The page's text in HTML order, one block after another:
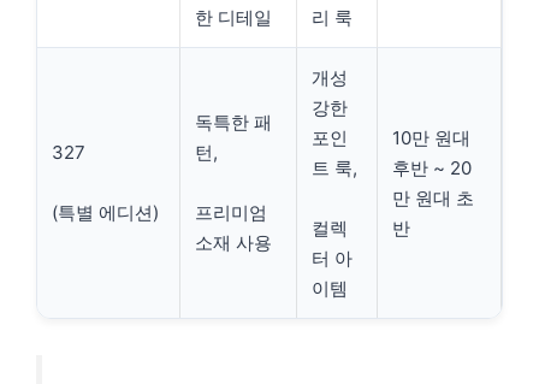
한 디테일
리 룩
327
(특별 에디션)
독특한 패
턴,
프리미엄
소재 사용
개성
강한
포인
트 룩,
컬렉
터 아
이템
10만 원대
후반 ~ 20
만 원대 초
반